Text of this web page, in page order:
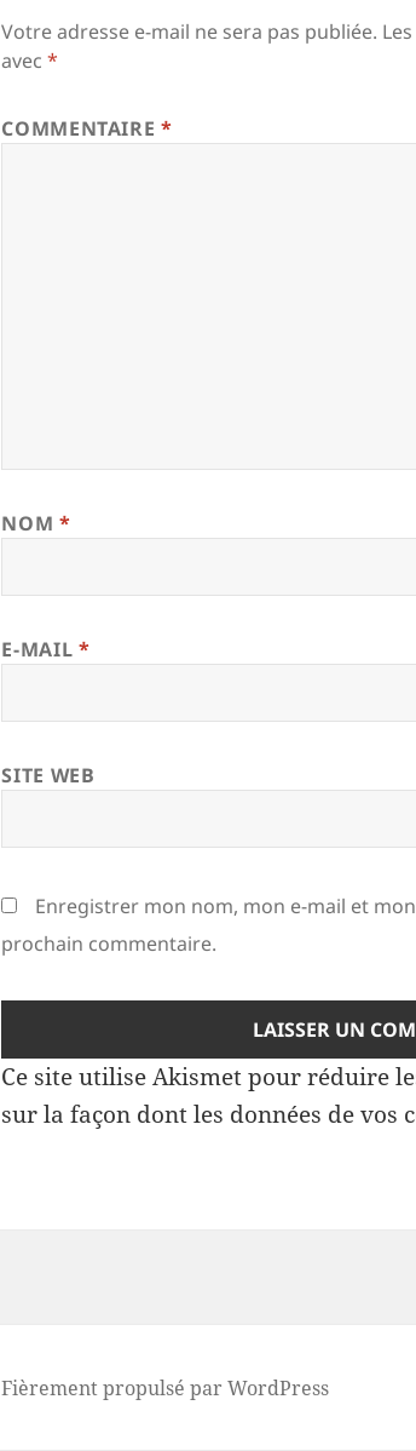
Votre adresse e-mail ne sera pas publiée.
avec*
COMMENTAIRE*
NOM *
E-MAIL *
SITE WEB
Enregistrer mon nom, mon e-mail et
prochain commentaire.
Ce site utilise Akismet pour réduire
sur la façon dont les données de vos
Fièrement propulsé par WordPress